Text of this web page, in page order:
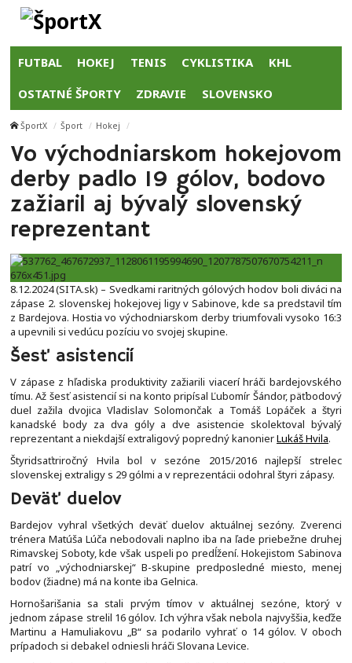
FUTBAL HOKEJ TENIS CYKLISTIKA KHL
OSTATNÉ ŠPORTY ZDRAVIE SLOVENSKO
ŠportX Šport Hokej
Vo východniarskom hokejovom
derby padlo 19 gólov, bodovo
zažiaril aj bývalý slovenský
reprezentant
8.12.2024 (SITA.sk) – Svedkami raritných gólových hodov boli diváci na
zápase 2. slovenskej hokejovej ligy v Sabinove, kde sa predstavil tím
z Bardejova. Hostia vo východniarskom derby triumfovali vysoko 16:3
a upevnili si vedúcu pozíciu vo svojej skupine.
Šesť asistencií
V zápase z hľadiska produktivity zažiarili viacerí hráči bardejovského
tímu. Až šesť asistencií si na konto pripísal Ľubomír Šándor, päťbodový
duel zažila dvojica Vladislav Solomončak a Tomáš Lopáček a štyri
kanadské body za dva góly a dve asistencie skolektoval bývalý
reprezentant a niekdajší extraligový popredný kanonierLukáš Hvila.
Štyridsaťtriročný Hvila bol v sezóne 2015/2016 najlepší strelec
slovenskej extraligy s 29 gólmi a v reprezentácii odohral štyri zápasy.
Deväť duelov
Bardejov vyhral všetkých deväť duelov aktuálnej sezóny. Zverenci
trénera Matúša Lúča nebodovali naplno iba na ľade priebežne druhej
Rimavskej Soboty, kde však uspeli po predĺžení. Hokejistom Sabinova
patrí vo „východniarskej“ B-skupine predposledné miesto, menej
bodov (žiadne) má na konte iba Gelnica.
Hornošarišania sa stali prvým tímov v aktuálnej sezóne, ktorý v
jednom zápase strelil 16 gólov. Ich výhra však nebola najvyššia, keďže
Martinu a Hamuliakovu „B“ sa podarilo vyhrať o 14 gólov. V oboch
prípadoch si debakel odniesli hráči Slovana Levice.